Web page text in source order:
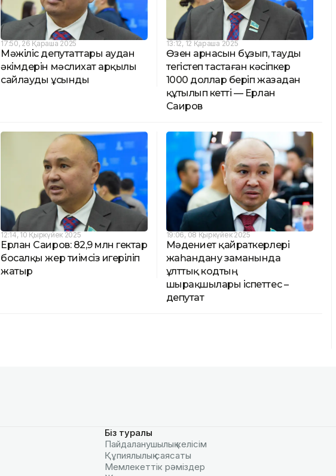
17:50, 26 Қараша 2025
Мәжіліс депутаттары аудан
әкімдерін мәслихат арқылы
сайлауды ұсынды
13:12, 12 Қараша 2025
Өзен арнасын бұзып, тауды
тегістеп тастаған кәсіпкер
1000 доллар беріп жазадан
құтылып кетті — Ерлан
Саиров
12:14, 10 Қыркүйек 2025
Ерлан Саиров: 82,9 млн гектар
босалқы жер тиімсіз игеріліп
жатыр
19:06, 08 Қыркүйек 2025
Мәдениет қайраткерлері
жаһандану заманында
ұлттық кодтың
шырақшылары іспеттес –
депутат
Біз туралы
Пайдаланушылық келiciм
Құпиялылық саясаты
Мемлекеттік рәміздер